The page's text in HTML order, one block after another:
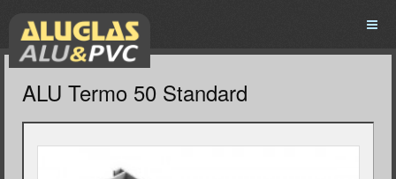
ALU Termo 50 Standard